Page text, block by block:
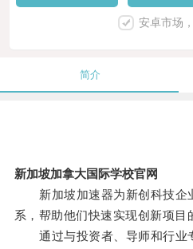
安卓市场
简介
新加坡加拿大国际学校官网
新加坡加速器为新创科技企
系，帮助他们快速实现创新项目
通过与投资者、导师和行业